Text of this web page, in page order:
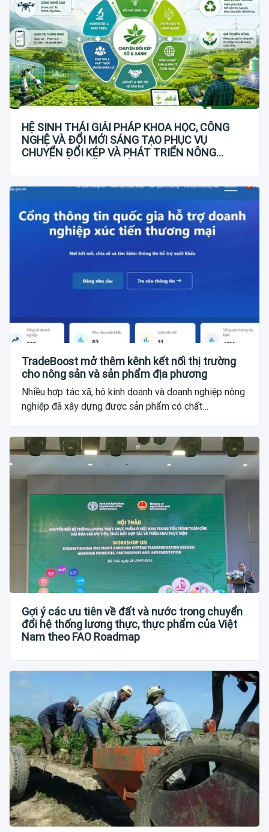
HỆ SINH THÁI GIẢI PHÁP KHOA HỌC, CÔNG
NGHỆ VÀ ĐỔI MỚI SÁNG TẠO PHỤC VỤ
CHUYỂN ĐỔI KÉP VÀ PHÁT TRIỂN NÔNG
TradeBoost mở thêm kênh kết nối thị trường
cho nông sản và sản phẩm địa phương
Nhiều hợp tác xã, hộ kinh doanh và doanh nghiệp nông
nghiệp đã xây dựng được sản phẩm có chất...
Gợi ý các ưu tiên về đất và nước trong chuyển
đổi hệ thống lương thực, thực phẩm của Việt
Nam theo FAO Roadmap